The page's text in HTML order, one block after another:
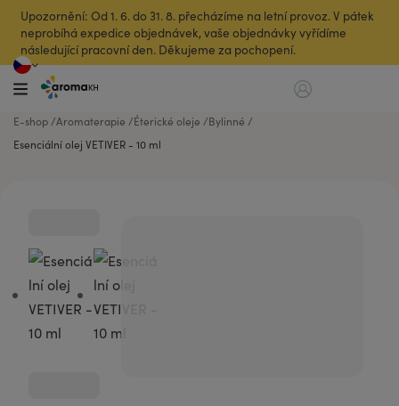
Upozornění: Od 1. 6. do 31. 8. přecházíme na letní provoz. V pátek
neprobíhá expedice objednávek, vaše objednávky vyřídíme
následující pracovní den. Děkujeme za pochopení.
E-shop Aromaterapie Éterické oleje
Bylinné
Esenciální olej VETIVER - 10 ml